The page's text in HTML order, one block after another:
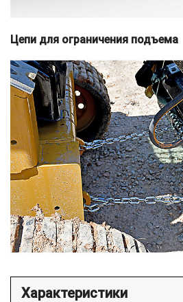
Цепи для ограничения подъема
Характеристики